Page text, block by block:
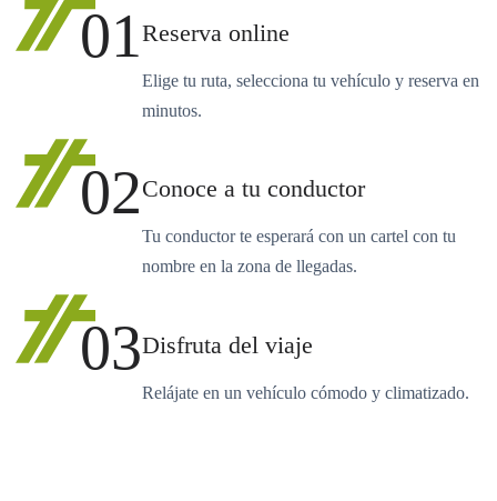
01Reserva online
Elige tu ruta, selecciona tu vehículo y reserva en
minutos.
02Conoce a tu conductor
Tu conductor te esperará con un cartel con tu
nombre en la zona de llegadas.
03Disfruta del viaje
Relájate en un vehículo cómodo y climatizado.